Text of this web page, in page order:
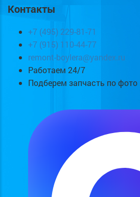
Контакты
+7 (495) 229-81-71
+7 (915) 110-44-77
remont-boylera@yandex.ru
Работаем 24/7
Подберем запчасть по фото